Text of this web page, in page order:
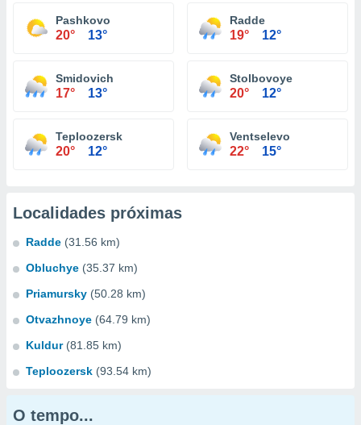
Pashkovo
20° 13°
Radde
19° 12°
Smidovich
17° 13°
Stolbovoye
20° 12°
Teploozersk
20° 12°
Ventselevo
22° 15°
Localidades próximas
Radde (31.56 km)
Obluchye (35.37 km)
Priamursky (50.28 km)
Otvazhnoye (64.79 km)
Kuldur (81.85 km)
Teploozersk (93.54 km)
O tempo...